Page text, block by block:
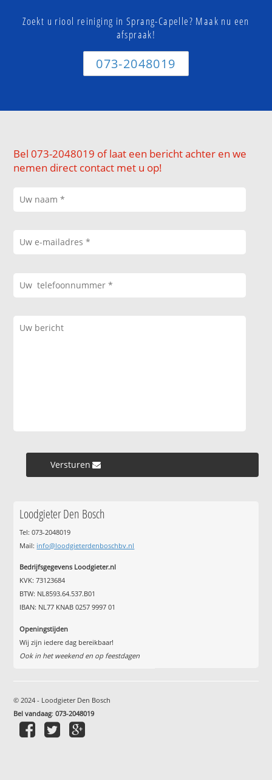
Zoekt u riool reiniging in Sprang-Capelle? Maak nu een
afspraak!
073-2048019
Bel 073-2048019 of laat een bericht achter en we
nemen direct contact met u op!
Versturen »
Loodgieter Den Bosch
Tel: 073-2048019
Mail: info@loodgieterdenboschbv.nl
Bedrijfsgegevens Loodgieter.nl
KVK: 73123684
BTW: NL8593.64.537.B01
IBAN: NL77 KNAB 0257 9997 01
Openingstijden
Wij zijn iedere dag bereikbaar!
Ook in het weekend en op feestdagen
© 2024 - Loodgieter Den Bosch
Bel vandaag:073-2048019